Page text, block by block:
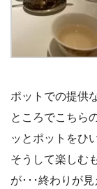
ポットでの提供
ところでこちら
ッとポットをひ
そうして楽しむ
が･･･終わりが見